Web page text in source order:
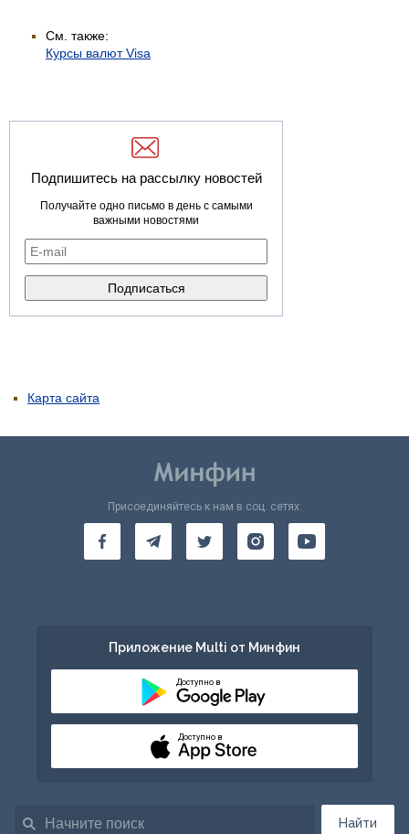
См. также:
Курсы валют Visa
Подпишитесь на рассылку новостей
Получайте одно письмо в день с самыми
важными новостями
Карта сайта
Найти
Присоединяйтесь к нам в соц. сетях:
Приложение Multi от Минфин
Доступно в
Доступно в